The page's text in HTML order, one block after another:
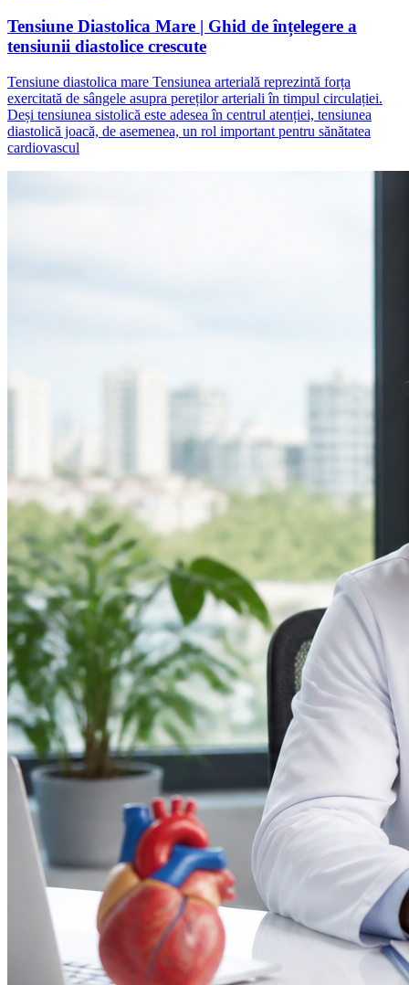
Tensiune Diastolica Mare | Ghid de înțelegere a
tensiunii diastolice crescute
Tensiune diastolica mare Tensiunea arterială reprezintă forța
exercitată de sângele asupra pereților arteriali în timpul circulației.
Deși tensiunea sistolică este adesea în centrul atenției, tensiunea
diastolică joacă, de asemenea, un rol important pentru sănătatea
cardiovascul